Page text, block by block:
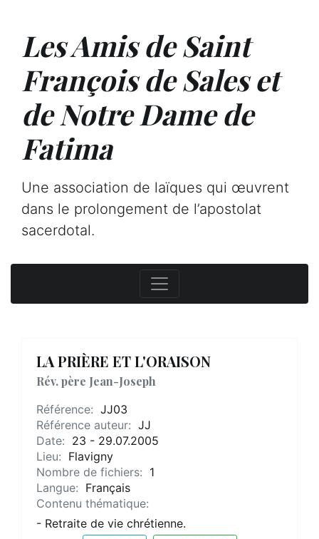
Les Amis de Saint
François de Sales et
de Notre Dame de
Fatima
Une association de laïques qui œuvrent
dans le prolongement de l’apostolat
sacerdotal.
LA PRIÈRE ET L'ORAISON
Rév. père Jean-Joseph
Référence: JJ03
Référence auteur: JJ
Date: 23 - 29.07.2005
Lieu: Flavigny
Nombre de fichiers: 1
Langue: Français
Contenu thématique:
- Retraite de vie chrétienne.